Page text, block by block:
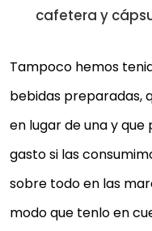
cafetera y
Tampoco hemos
bebidas preparadas,
en lugar de una y
gasto si las
sobre todo en las
modo que tenlo en